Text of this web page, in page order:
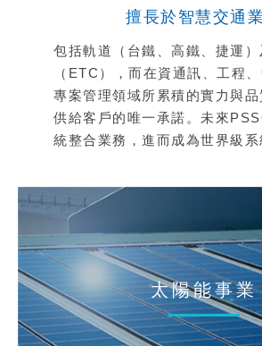
擅長於智慧交通
包括軌道（台鐵、高鐵、捷運）
（ETC），而在資通訊、工程
專案管理領域所累積的實力與
供給客戶的唯一承諾。未來
統整合業務，進而成為世界級系
太陽能事業